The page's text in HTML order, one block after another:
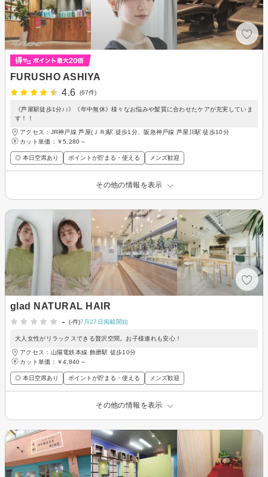
FURUSHO ASHIYA
4.6
(67件)
《芦屋駅徒歩1分♪♪》《年中無休》様々なお悩みや髪質に合わせたケアが充実していま
す！！
アクセス：JR神戸線 芦屋(ＪＲ)駅 徒歩1分、阪急神戸線 芦屋川駅 徒歩10分
カット単価： ￥5,280～
◎ 本日空席あり ポイントが貯まる・使える メンズ歓迎
その他の情報を表示
glad NATURAL HAIR
-
(-件)7月27日掲載開始
大人女性がリラックスできる贅沢空間。お子様連れも安心！
アクセス：山陽電鉄本線 飾磨駅 徒歩10分
カット単価： ￥4,840～
◎ 本日空席あり ポイントが貯まる・使える メンズ歓迎
その他の情報を表示